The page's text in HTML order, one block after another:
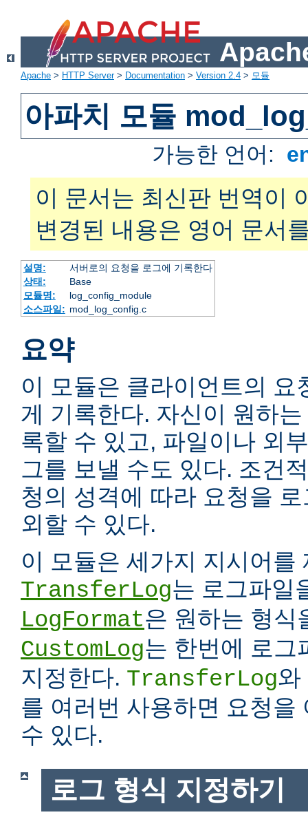
Apache > HTTP Server> Documentation > Version 2.4 > 모듈
아파치 모듈
가능한 언어:
이 문서는 최신판 번역이
변경된 내용은 영어 문서
설명:
서버로의 요청을 로그에 기록한다
상태:
Base
모듈명:
log_config_module
소스파일: mod_log_config.c
요약
이 모듈은 클라이언트의 요
게 기록한다. 자신이 원하
록할 수 있고, 파일이나 외
그를 보낼 수도 있다. 조건
청의 성격에 따라 요청을
외할 수 있다.
이 모듈은 세가지 지시어를
TransferLog는 로그파일
LogFormat은 원하는 형식
CustomLog는 한번에 로그
지정한다. TransferLog와
를 여러번 사용하면 요청을
수 있다.
로그 형식 지정하기